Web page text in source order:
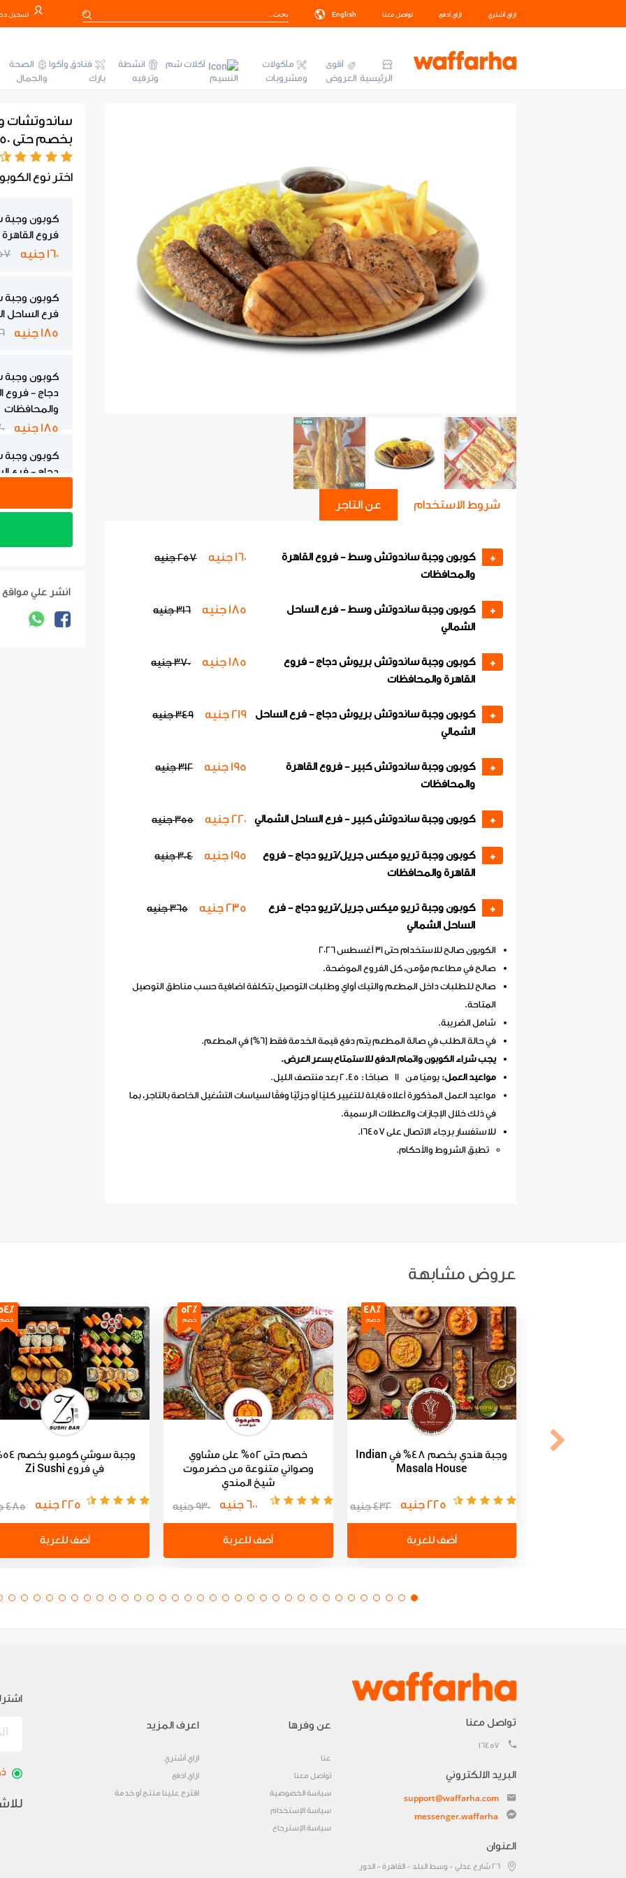
ازاي أشتري ازاي أدفع تواصل معنا English تسجيل
الرئيسية
أقوى
العروض
مأكولات
ومشروبات
أكلات شم
النسيم
انشطة
وترفيه
فنادق وأكوا
بارك
الصحة
والجمال
شروط الاستخدام عن التاجر
+
كوبون وجبة ساندوتش وسط - فروع القاهرة
والمحافظات
160 جنيه 257 جنيه
+
كوبون وجبة ساندوتش وسط - فرع الساحل
الشمالي
185 جنيه 316 جنيه
+
كوبون وجبة ساندوتش بريوش دجاج - فروع
القاهرة والمحافظات
185 جنيه 370 جنيه
+
كوبون وجبة ساندوتش بريوش دجاج - فرع الساحل
الشمالي
219 جنيه 349 جنيه
+
كوبون وجبة ساندوتش كبير - فروع القاهرة
والمحافظات
195 جنيه 312 جنيه
+ كوبون وجبة ساندوتش كبير - فرع الساحل الشمالي 220 جنيه 355 جنيه
+
كوبون وجبة تريو ميكس جريل/تريو دجاج - فروع
القاهرة والمحافظات
195 جنيه 304 جنيه
+
كوبون وجبة تريو ميكس جريل/تريو دجاج - فرع
الساحل الشمالي
235 جنيه 365 جنيه
الكوبون صالح للاستخدام حتى 31 أغسطس 2026
صالح في مطاعم مؤمن، كل الفروع الموضحة.
صالح للطلبات داخل المطعم والتيك أواي وطلبات التوصيل بتكلفة اضافية حسب مناطق التوصيل
المتاحة.
شامل الضريبة.
في حالة الطلب في صالة المطعم يتم دفع قيمة الخدمة فقط (6%) في المطعم.
يجب شراء الكوبون واتمام الدفع للاستمتاع بسعر العرض.
مواعيد العمل: يوميًا من 11 صباحًا : 2.45 بعد منتصف الليل.
مواعيد العمل المذكورة أعلاه قابلة للتغيير كليًا أو جزئيًا وفقًا لسياسات التشغيل الخاصة بالتاجر، بما
في ذلك خلال الإجازات والعطلات الرسمية.
للاستفسار برجاء الاتصال على 16457.
تطبق الشروط والأحكام.
ساندوتشات
بخصم حتى 50% في فروع مؤمن
اختر نوع
كوبون
فروع
160 جنيه 257
كوبون
فرع الساحل
185 جنيه
كوبون
دجاج - فروع
والمحافظات
185 جنيه
كوبون
دجاج - فرع
كوبون
فروع
كوبون وجبة
فرع الساحل
انشر علي مواقع
عروض مشابهة
48٪
خصم
وجبة هندي بخصم 48% في Indian
Masala House
225 جنيه 432 جنيه
أضف للعربة
52٪
خصم
خصم حتى 52% على مشاوي
وصواني متنوعة من حضرموت
شيخ المندي
600 جنيه 930 جنيه
أضف للعربة
خصم
وجبة
في فروع Zi Sushi
225 جنيه 485 جنيه
أضف للعربة
تواصل معنا
16457
البريد الالكتروني
support@waffarha.com
messenger.waffarha
العنوان
٢٦ شارع عدلي - وسط البلد - القاهرة - الدور
عن وفرها
عنا
تواصل معنا
سياسة الخصوصية
سياسة الإستخدام
سياسة الإسترجاع
اعرف المزيد
ازاي أشتري
ازاي أدفع
اقترح علينا منتج أو خدمة